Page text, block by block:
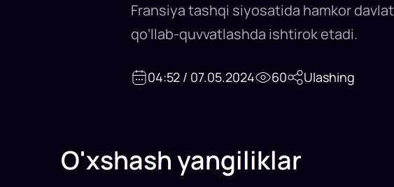
Fransiya tashqi siyosatida hamkor
qo‘llab-quvvatlashda ishtirok etadi.
04:52 / 07.05.2024 60 Ulashing
O'xshash yangiliklar